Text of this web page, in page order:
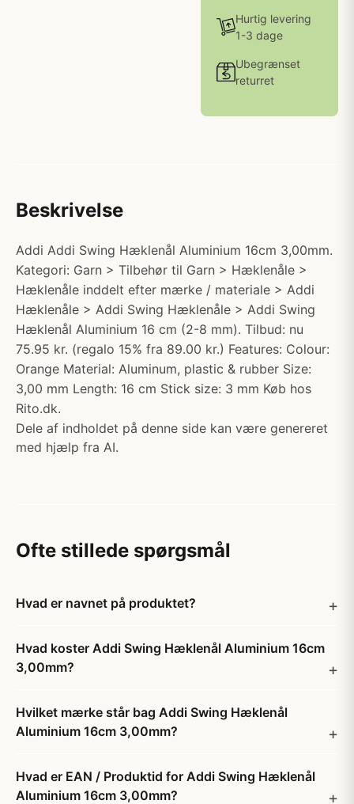
Hurtig levering
1-3 dage
Ubegrænset
returret
Beskrivelse
Addi Addi Swing Hæklenål Aluminium 16cm 3,00mm.
Kategori: Garn > Tilbehør til Garn > Hæklenåle >
Hæklenåle inddelt efter mærke / materiale > Addi
Hæklenåle > Addi Swing Hæklenåle > Addi Swing
Hæklenål Aluminium 16 cm (2-8 mm). Tilbud: nu
75.95 kr. (regalo 15% fra 89.00 kr.) Features: Colour:
Orange Material: Aluminum, plastic & rubber Size:
3,00 mm Length: 16 cm Stick size: 3 mm Køb hos
Rito.dk.
Dele af indholdet på denne side kan være genereret
med hjælp fra AI.
Ofte stillede spørgsmål
Hvad er navnet på produktet?
Hvad koster Addi Swing Hæklenål Aluminium 16cm
3,00mm?
Hvilket mærke står bag Addi Swing Hæklenål
Aluminium 16cm 3,00mm?
Hvad er EAN / Produktid for Addi Swing Hæklenål
Aluminium 16cm 3,00mm?